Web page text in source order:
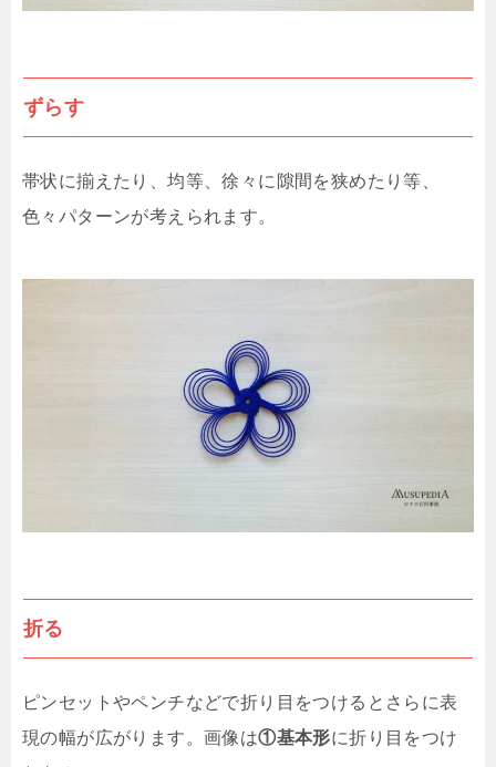
ずらす
帯状に揃えたり、均等、徐々に隙間を狭めたり等、
色々パターンが考えられます。
折る
ピンセットやペンチなどで折り目をつけるとさらに表
現の幅が広がります。画像は①基本形に折り目をつけ